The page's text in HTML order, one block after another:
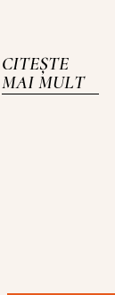
CITEȘTE
MAI MULT